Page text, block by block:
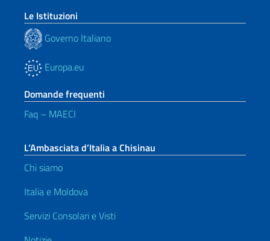
Le Istituzioni
Governo Italiano
Europa.eu
Domande frequenti
Faq – MAECI
L’Ambasciata d’Italia a Chisinau
Chi siamo
Italia e Moldova
Servizi Consolari e Visti